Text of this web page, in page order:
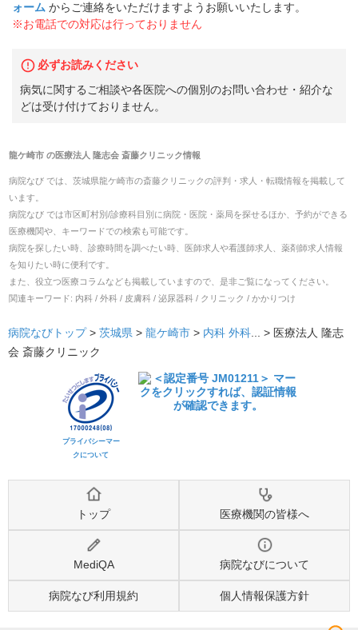
ォーム からご連絡をいただけますようお願いいたします。
※お電話での対応は行っておりません
必ずお読みください
病気に関するご相談や各医院への個別のお問い合わせ・紹介な
どは受け付けておりません。
龍ケ崎市の医療法人 隆志会 斎藤クリニック情報
病院なび では、 茨城県龍ケ崎市の斎藤クリニックの評判・求人・転職情報を掲載して
います。
病院なび では市区町村別/診療科目別に病院・医院・薬局を探せるほか、予約ができる
医療機関や、キーワードでの検索も可能です。
病院を探したい時、診療時間を調べたい時、医師求人や看護師求人、薬剤師求人情報
を知りたい時に便利です。
また、役立つ医療コラムなども掲載していますので、是非ご覧になってください。
関連キーワード: 内科 / 外科 / 皮膚科 / 泌尿器科 / クリニック / かかりつけ
病院なびトップ> 茨城県 > 龍ケ崎市 > 内科 外科 ... > 医療法人 隆志
会 斎藤クリニック
プライバシーマー
クについて
トップ 医療機関の皆様へ
MediQA 病院なびについて
病院なび利用規約 個人情報保護方針